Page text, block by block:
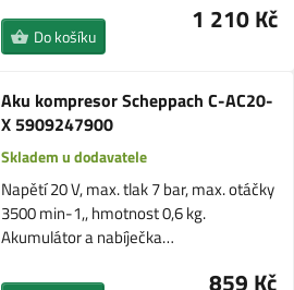
1 210 Kč
Do košíku
Aku kompresor Scheppach C-AC20-
X 5909247900
Skladem u dodavatele
Napětí 20 V, max. tlak 7 bar, max. otáčky
3500 min-1,, hmotnost 0,6 kg.
Akumulátor a nabíječka…
859 Kč